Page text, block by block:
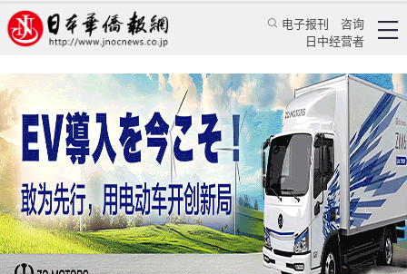
电子报刊
咨询
日中经营者
好客安徽 茶韵天下
“茶和天下”雅集活动开幕式暨安徽文旅推介招商
会在东京圆满举行